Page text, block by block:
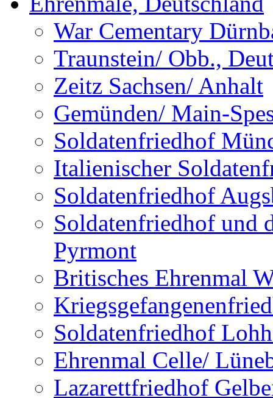
War Cementary
Traunstein/ Obb.,
Zeitz Sachsen/ Anhalt
Gemünden/ Main-
Soldatenfriedhof
Italienischer
Soldatenfriedhof
Soldatenfriedhof und
Pyrmont
Britisches Ehrenmal
Soldatenfriedhof
Ehrenmal Celle/
Lazarettfriedhof